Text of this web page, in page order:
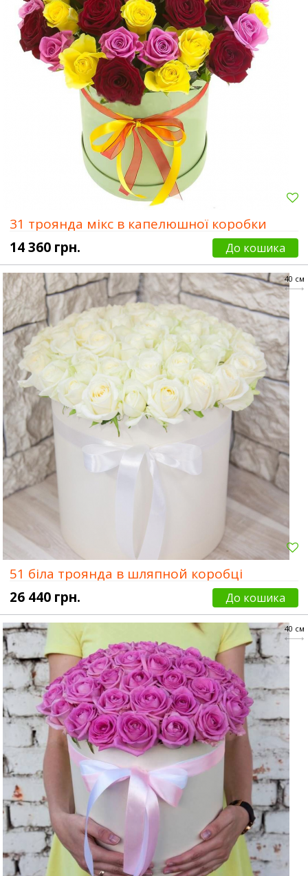
31 троянда мікс в капелюшної коробки
14 360 грн.
До кошика
40 см
51 біла троянда в шляпной коробці
26 440 грн.
До кошика
40 см